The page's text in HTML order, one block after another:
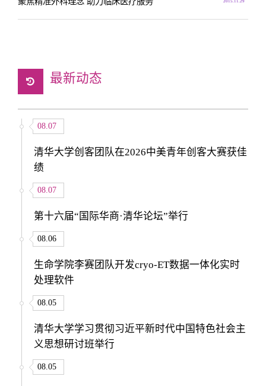
2015.11.29
最新动态
08.07
清华大学创客团队在2026中美青年创客大赛获佳
绩
08.07
第十六届“国际华商·清华论坛”举行
08.06
生命学院李赛团队开发cryo-ET数据一体化实时
处理软件
08.05
清华大学学习贯彻习近平新时代中国特色社会主
义思想研讨班举行
08.05